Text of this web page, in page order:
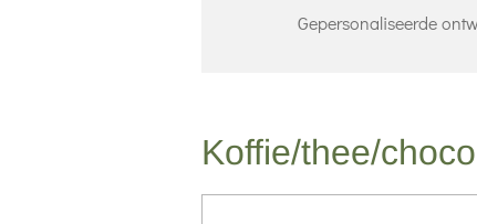
Gepersonaliseerde
Koffie/thee/